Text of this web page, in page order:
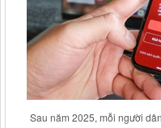
Sau năm 2025, mỗi người